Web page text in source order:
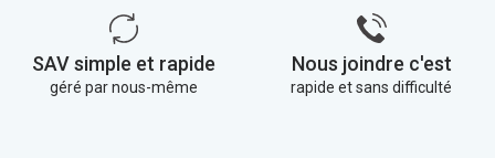
SAV simple et rapide
géré par nous-même
Nous joindre c'est
rapide et sans difficulté